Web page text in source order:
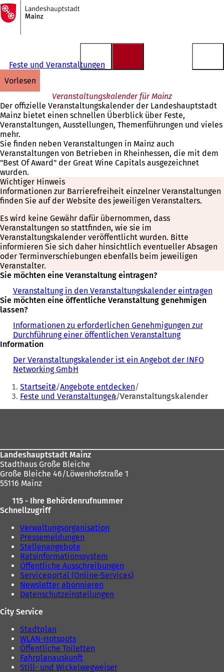
Inhalt anspringen
Zur
Startseite
Feste und Veranstaltungen
vorlesen
Veranstaltungskalender für Mainz
Der offizielle Veranstaltungskalender der Landeshauptstadt
Mainz bietet einen schnellen Überblick über Feste,
Veranstaltungen, Ausstellungen, Themenführungen und vieles
mehr.
Sie finden neben Veranstaltungen in Mainz auch
Veranstaltungen von Betrieben in Rheinhessen, die mit dem
"Best Of Award" der Great Wine Capitals ausgezeichnet
wurden.
Wichtiger Hinweis
Informationen zur Barrierefreiheit einzelner Veranstaltungen
finden Sie auf der Website des jeweiligen Veranstalters.
Es wird keine Gewähr dafür übernommen, dass
Veranstaltungen so stattfinden, wie sie im
Veranstaltungskalender veröffentlicht wurden. Bitte
informieren Sie sich daher hinsichtlich eventueller Absagen
oder Terminverschiebungen ebenfalls beim jeweiligen
Veranstalter.
Sie möchten eine Veranstaltung eintragen?
Veranstaltung in den Veranstaltungskalender eintragen
Sie möchten eine öffentliche Veranstaltung genehmigen
lassen?
Informationen zu erforderlichen Genehmigungen zur
Durchführung einer öffentlichen Veranstaltung
Information
Der Veranstaltungskalender ist ein Angebot der INFO
Networking GmbH
Sie
befinden
sich
Startseite Angebote entdecken
Feste und Veranstaltungen Veranstaltungskalender
Landeshauptstadt Mainz
Stadthaus Große Bleiche
Große Bleiche 46/Löwenhofstraße 1
55116 Mainz
115 - Ihre Behördenrufnummer
Schnellzugriff
Verwaltungsorganisation
Pressemeldungen
Stellenangebote
Ratsinformationssystem
Öffentliche Ausschreibungen
Serviceportal (Online-Services)
Newsletter abonnieren
Datenschutzeinstellungen
City Service
Stadtplan
WLAN-Hotspots
Öffentliche Toiletten
Fahrplanauskunft
Still- und Wickelwegweiser